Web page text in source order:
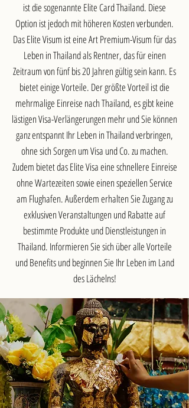
ist die sogenannte Elite Card Thailand. Diese
Option ist jedoch mit höheren Kosten verbunden.
Das Elite Visum ist eine Art Premium-Visum für das
Leben in Thailand als Rentner, das für einen
Zeitraum von fünf bis 20 Jahren gültig sein kann. Es
bietet einige Vorteile. Der größte Vorteil ist die
mehrmalige Einreise nach Thailand, es gibt keine
lästigen Visa-Verlängerungen mehr und Sie können
ganz entspannt Ihr Leben in Thailand verbringen,
ohne sich Sorgen um Visa und Co. zu machen.
Zudem bietet das Elite Visa eine schnellere Einreise
ohne Wartezeiten sowie einen speziellen Service
am Flughafen. Außerdem erhalten Sie Zugang zu
exklusiven Veranstaltungen und Rabatte auf
bestimmte Produkte und Dienstleistungen in
Thailand. Informieren Sie sich über alle Vorteile
und Benefits und beginnen Sie Ihr Leben im Land
des Lächelns!